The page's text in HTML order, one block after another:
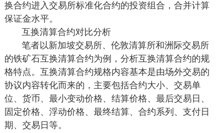
换合约进入交易所标准化合约的投资组合，合并计算
保证金水平。
互换清算合约对比分析
笔者以新加坡交易所、伦敦清算所和洲际交易所
的铁矿石互换清算合约为例，分析互换清算合约的规
格特点。互换清算合约规格内容基本是由场外交易的
协议内容转化而来的，主要包括合约大小、交易单
位、货币、最小变动价格、结算价格、最后交易日、
固定价格、浮动价格、最终结算、合约系列、支付日
期、交易日等。